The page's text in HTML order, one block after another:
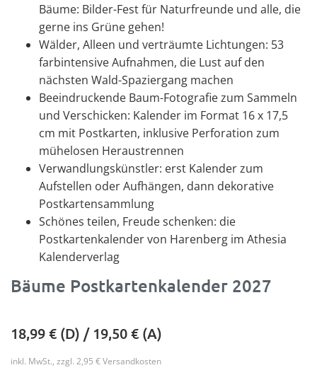
Bäume: Bilder-Fest für Naturfreunde und alle, die
gerne ins Grüne gehen!
Wälder, Alleen und verträumte Lichtungen: 53
farbintensive Aufnahmen, die Lust auf den
nächsten Wald-Spaziergang machen
Beeindruckende Baum-Fotografie zum Sammeln
und Verschicken: Kalender im Format 16 x 17,5
cm mit Postkarten, inklusive Perforation zum
mühelosen Heraustrennen
Verwandlungskünstler: erst Kalender zum
Aufstellen oder Aufhängen, dann dekorative
Postkartensammlung
Schönes teilen, Freude schenken: die
Postkartenkalender von Harenberg im Athesia
Kalenderverlag
Bäume Postkartenkalender 2027
18,99€ (D) / 19,50€ (A)
inkl. MwSt., zzgl. 2,95 € Versandkosten